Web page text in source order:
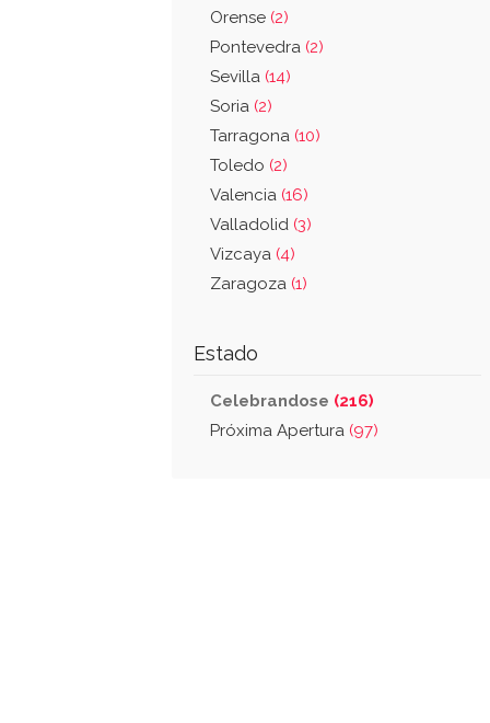
Orense (2)
Pontevedra (2)
Sevilla (14)
Soria (2)
Tarragona (10)
Toledo (2)
Valencia (16)
Valladolid (3)
Vizcaya (4)
Zaragoza (1)
Estado
Celebrandose (216)
Próxima Apertura (97)